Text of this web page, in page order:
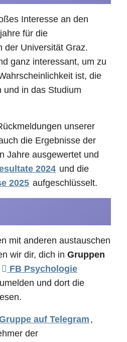
Interesse an den
für die
der Universität Graz.
ganz interessant, um zu
ist, die
und in das Studium
unserer
die Ergebnisse der
Jahre ausgewertet und
2024 und die
2025 aufgeschlüsselt.
mit anderen austauschen
wir dir, dich in Gruppen
FB Psychologie
und dort die
auf Telegram,
der